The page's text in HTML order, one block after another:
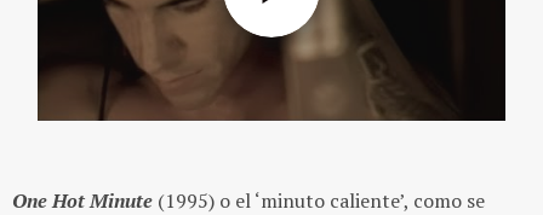
One Hot Minute (1995) o el ‘minuto caliente’, como se